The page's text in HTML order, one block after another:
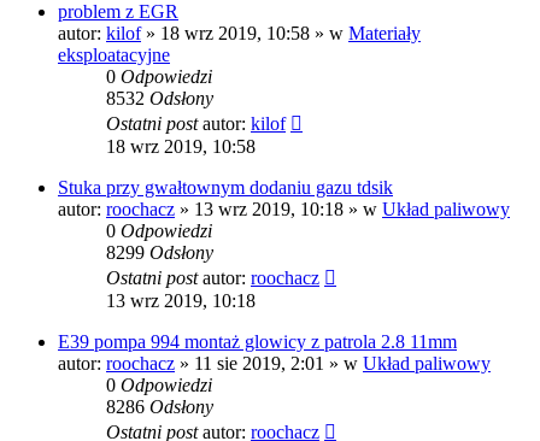
problem z EGR
autor: kilof» 18 wrz 2019, 10:58 » w Materiały
eksploatacyjne
0 Odpowiedzi
8532 Odsłony
Ostatni postautor: kilof
18 wrz 2019, 10:58
Stuka przy gwałtownym dodaniu gazu tdsik
autor: roochacz » 13 wrz 2019, 10:18 » w Układ paliwowy
0 Odpowiedzi
8299 Odsłony
Ostatni postautor: roochacz
13 wrz 2019, 10:18
E39 pompa 994 montaż glowicy z patrola 2.8 11mm
autor: roochacz » 11 sie 2019, 2:01 » w Układ paliwowy
0 Odpowiedzi
8286 Odsłony
Ostatni postautor: roochacz